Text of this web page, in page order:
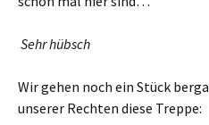
Sehr hübsch
Wir gehen noch ein Stück
unserer Rechten diese Treppe: